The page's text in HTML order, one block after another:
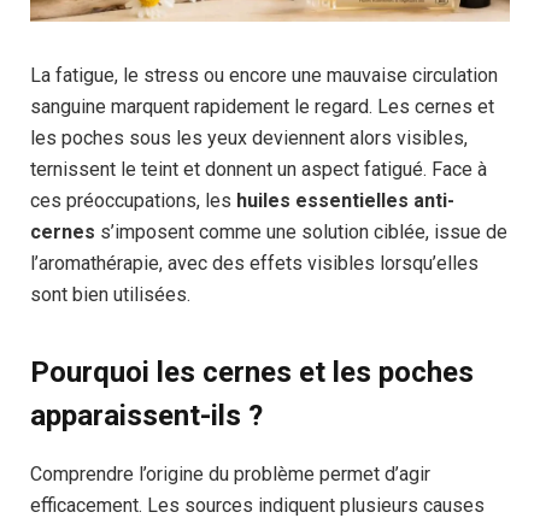
La fatigue, le stress ou encore une mauvaise circulation
sanguine marquent rapidement le regard. Les cernes et
les poches sous les yeux deviennent alors visibles,
ternissent le teint et donnent un aspect fatigué. Face à
ces préoccupations, les huiles essentielles anti-
cernes s’imposent comme une solution ciblée, issue de
l’aromathérapie, avec des effets visibles lorsqu’elles
sont bien utilisées.
Pourquoi les cernes et les poches
apparaissent-ils ?
Comprendre l’origine du problème permet d’agir
efficacement. Les sources indiquent plusieurs causes